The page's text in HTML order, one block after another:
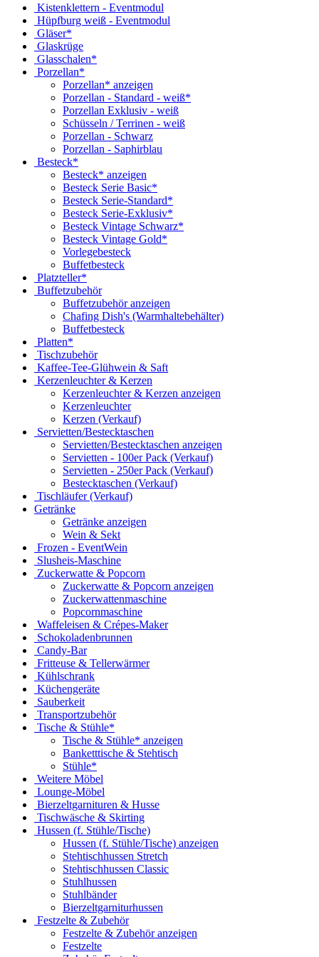
Kistenklettern - Eventmodul
Hüpfburg weiß - Eventmodul
Gläser*
Glaskrüge
Glasschalen*
Porzellan*
Porzellan* anzeigen
Porzellan - Standard - weiß*
Porzellan Exklusiv - weiß
Schüsseln / Terrinen - weiß
Porzellan - Schwarz
Porzellan - Saphirblau
Besteck*
Besteck* anzeigen
Besteck Serie Basic*
Besteck Serie-Standard*
Besteck Serie-Exklusiv*
Besteck Vintage Schwarz*
Besteck Vintage Gold*
Vorlegebesteck
Buffetbesteck
Platzteller*
Buffetzubehör
Buffetzubehör anzeigen
Chafing Dish's (Warmhaltebehälter)
Buffetbesteck
Platten*
Tischzubehör
Kaffee-Tee-Glühwein & Saft
Kerzenleuchter & Kerzen
Kerzenleuchter & Kerzen anzeigen
Kerzenleuchter
Kerzen (Verkauf)
Servietten/Bestecktaschen
Servietten/Bestecktaschen anzeigen
Servietten - 100er Pack (Verkauf)
Servietten - 250er Pack (Verkauf)
Bestecktaschen (Verkauf)
Tischläufer (Verkauf)
Getränke
Getränke anzeigen
Wein & Sekt
Frozen - EventWein
Slusheis-Maschine
Zuckerwatte & Popcorn
Zuckerwatte & Popcorn anzeigen
Zuckerwattenmaschine
Popcornmaschine
Waffeleisen & Crépes-Maker
Schokoladenbrunnen
Candy-Bar
Fritteuse & Tellerwärmer
Kühlschrank
Küchengeräte
Sauberkeit
Transportzubehör
Tische & Stühle*
Tische & Stühle* anzeigen
Banketttische & Stehtisch
Stühle*
Weitere Möbel
Lounge-Möbel
Bierzeltgarnituren & Husse
Tischwäsche & Skirting
Hussen (f. Stühle/Tische)
Hussen (f. Stühle/Tische) anzeigen
Stehtischhussen Stretch
Stehtischhussen Classic
Stuhlhussen
Stuhlbänder
Bierzeltgarniturhussen
Festzelte & Zubehör
Festzelte & Zubehör anzeigen
Festzelte